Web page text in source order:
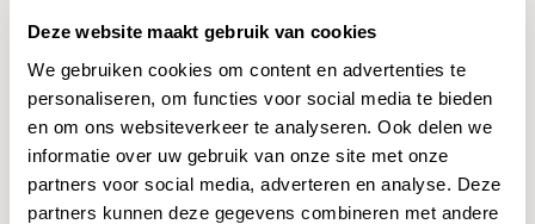
Deze website maakt gebruik van cookies
We gebruiken cookies om content en advertenties te
personaliseren, om functies voor social media te bieden
en om ons websiteverkeer te analyseren. Ook delen we
informatie over uw gebruik van onze site met onze
partners voor social media, adverteren en analyse. Deze
partners kunnen deze gegevens combineren met andere
van een geschil tussen hoofdaannemer en onderaannemer.
Er zijn echter uitzonderingen, zoals België en Frankrijk, waar
wettelijke bepalingen soms directe acties of betalingen aan
onderaannemers mogelijk maken.
Het is daarom van belang om duidelijke afspraken te maken